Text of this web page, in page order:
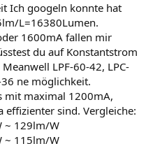
Ich googeln konnte hat
L=16380Lumen.
1600mA fallen mir
du auf Konstantstrom
LPF-60-42, LPC-
ne möglichkeit.
mit maximal 1200mA,
effizienter sind. Vergleiche:
~ 129lm/W
~ 115lm/W